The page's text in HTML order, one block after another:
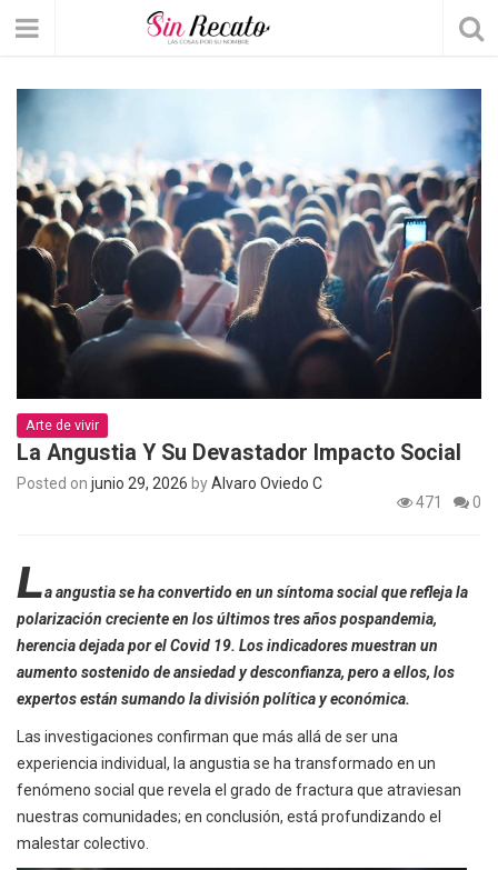
Arte de vivir
La Angustia Y Su Devastador Impacto Social
Posted on junio 29, 2026 byÁlvaro Oviedo C
471
0
La angustia se ha convertido en un síntoma social que refleja la
polarización creciente en los últimos tres años pospandemia,
herencia dejada por el Covid 19. Los indicadores muestran un
aumento sostenido de ansiedad y desconfianza, pero a ellos, los
expertos están sumando la división política y económica.
Las investigaciones confirman que más allá de ser una
experiencia individual, la angustia se ha transformado en un
fenómeno social que revela el grado de fractura que atraviesan
nuestras comunidades; en conclusión, está profundizando el
malestar colectivo.